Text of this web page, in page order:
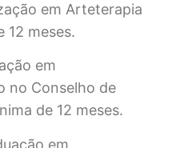
em Arteterapia
12 meses.
em
no Conselho de
de 12 meses.
em